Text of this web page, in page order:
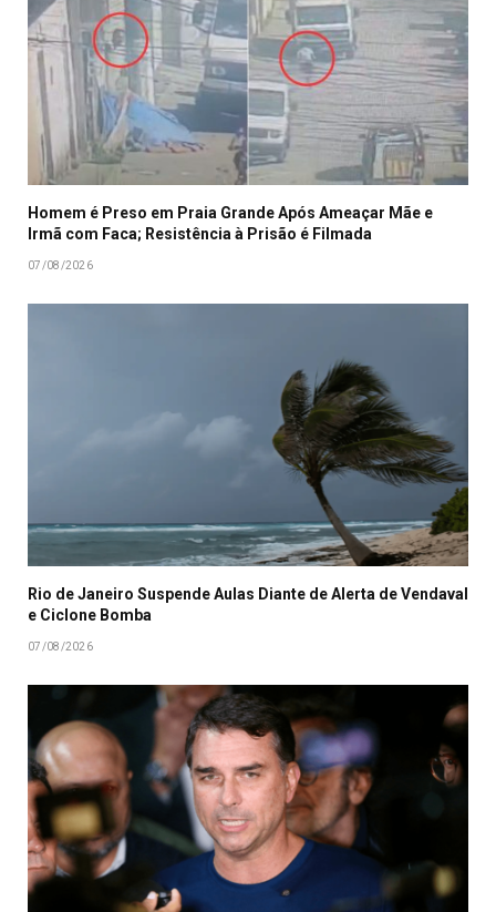
Homem é Preso em Praia Grande Após Ameaçar Mãe e
Irmã com Faca; Resistência à Prisão é Filmada
07/08/2026
Rio de Janeiro Suspende Aulas Diante de Alerta de Vendaval
e Ciclone Bomba
07/08/2026